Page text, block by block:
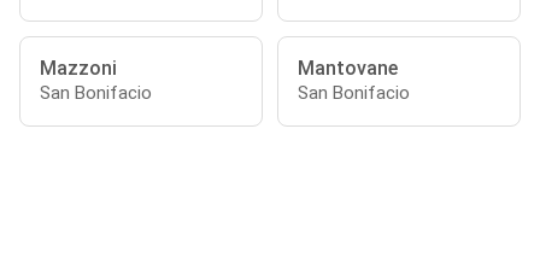
Mazzoni
San Bonifacio
Mantovane
San Bonifacio